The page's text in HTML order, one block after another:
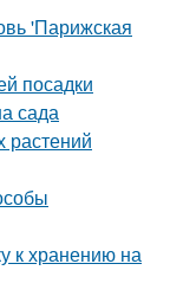
'Парижская
посадки
сада
растений
к хранению на